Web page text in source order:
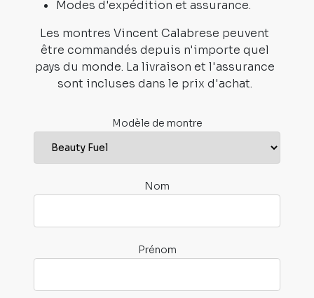
Modes d'expédition et assurance.
Les montres Vincent Calabrese peuvent
être commandés depuis n'importe quel
pays du monde. La livraison et l'assurance
sont incluses dans le prix d'achat.
Modèle de montre
Nom
Prénom